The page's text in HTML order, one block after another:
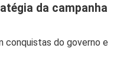
da campanha
conquistas do governo e